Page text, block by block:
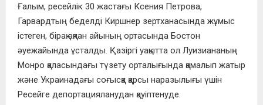
Ғалым, ресейлік 30 жастағы Ксения Петрова,
Гарвардтың беделді Киршнер зертханасында жұмыс
істеген, бірақ ақпан айының ортасында Бостон
әуежайында ұсталды. Қазіргі уақытта ол Луизиананың
Монро қаласындағы түзету орталығында қамалып жатыр
және Украинадағы соғысқа қарсы наразылығы үшін
Ресейге депортацияланудан қауіптенуде.